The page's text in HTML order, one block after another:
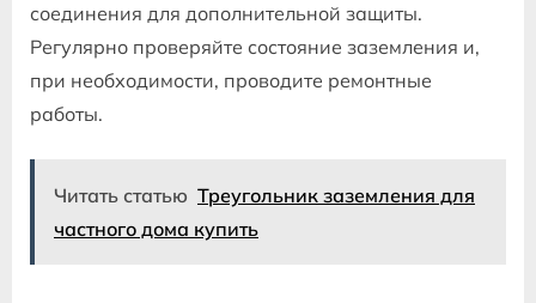
соединения для дополнительной защиты.
Регулярно проверяйте состояние заземления и,
при необходимости, проводите ремонтные
работы.
Читать статью Треугольник заземления для
частного дома купить